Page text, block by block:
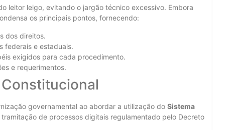
leitor leigo, evitando o jargão técnico excessivo. Embora
os principais pontos, fornecendo:
dos direitos.
federais e estaduais.
exigidos para cada procedimento.
e requerimentos.
governamental ao abordar a utilização do Sistema
tramitação de processos digitais regulamentado pelo Decreto